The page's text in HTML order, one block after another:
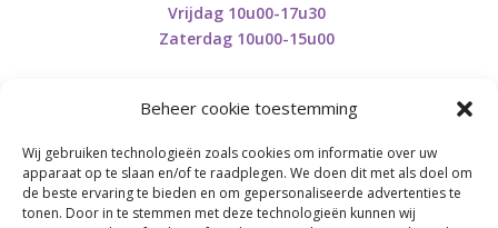
Beheer cookie toestemming
Wij gebruiken technologieën zoals cookies om informatie over uw
apparaat op te slaan en/of te raadplegen. We doen dit met als doel om
de beste ervaring te bieden en om gepersonaliseerde advertenties te
tonen. Door in te stemmen met deze technologieën kunnen wij
Vrijdag 10u00-17u30
Zaterdag 10u00-15u00
Retourneren en herroepen